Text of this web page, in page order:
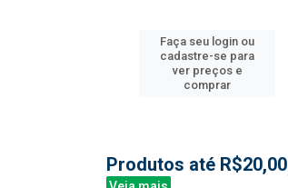
Faça seu login ou
cadastre-se para
ver preços e
comprar
Produtos até R$20,00